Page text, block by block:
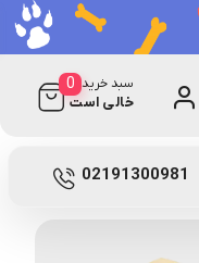
سبد خرید
خالی است
0
02191300981
7755 0 دیدگاه